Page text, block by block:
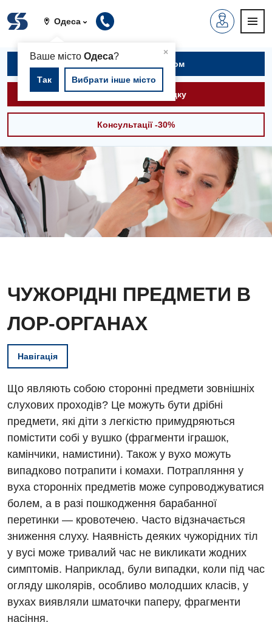
Одеса
×
Ваше містоОдеса?
Так Вибрати інше місто
Записатися на прийом
Викликати швидку
Консультації -30%
ЧУЖОРІДНІ ПРЕДМЕТИ В
ЛОР-ОРГАНАХ
Навігація
Що являють собою сторонні предмети зовнішніх
слухових проходів? Це можуть бути дрібні
предмети, які діти з легкістю примудряються
помістити собі у вушко (фрагменти іграшок,
камінчики, намистини). Також у вухо можуть
випадково потрапити і комахи. Потрапляння у
вуха сторонніх предметів може супроводжуватися
болем, а в разі пошкодження барабанної
перетинки — кровотечею. Часто відзначається
зниження слуху. Наявність деяких чужорідних тіл
у вусі може тривалий час не викликати жодних
симптомів. Наприклад, були випадки, коли під час
огляду школярів, особливо молодших класів, у
вухах виявляли шматочки паперу, фрагменти
насіння.